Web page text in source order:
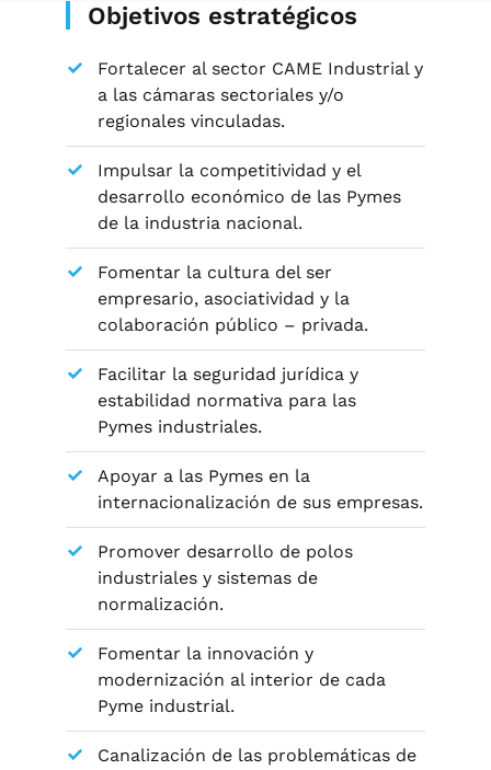
Objetivos estratégicos
Fortalecer al sector CAME Industrial y
a las cámaras sectoriales y/o
regionales vinculadas.
Impulsar la competitividad y el
desarrollo económico de las Pymes
de la industria nacional.
Fomentar la cultura del ser
empresario, asociatividad y la
colaboración público – privada.
Facilitar la seguridad jurídica y
estabilidad normativa para las
Pymes industriales.
Apoyar a las Pymes en la
internacionalización de sus empresas.
Promover desarrollo de polos
industriales y sistemas de
normalización.
Fomentar la innovación y
modernización al interior de cada
Pyme industrial.
Canalización de las problemáticas de